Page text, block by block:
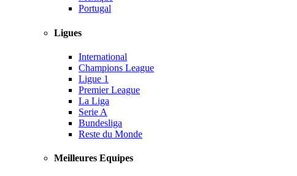
Portugal
Ligues
International
Champions League
Ligue 1
Premier League
La Liga
Serie A
Bundesliga
Reste du Monde
Meilleures Equipes